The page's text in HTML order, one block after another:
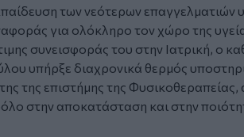
των νεότερων επαγγελματιών
για ολόκληρο τον χώρο της
συνεισφοράς του στην Ιατρική, ο
υπήρξε διαχρονικά θερμός
της επιστήμης της
στην αποκατάσταση και στην